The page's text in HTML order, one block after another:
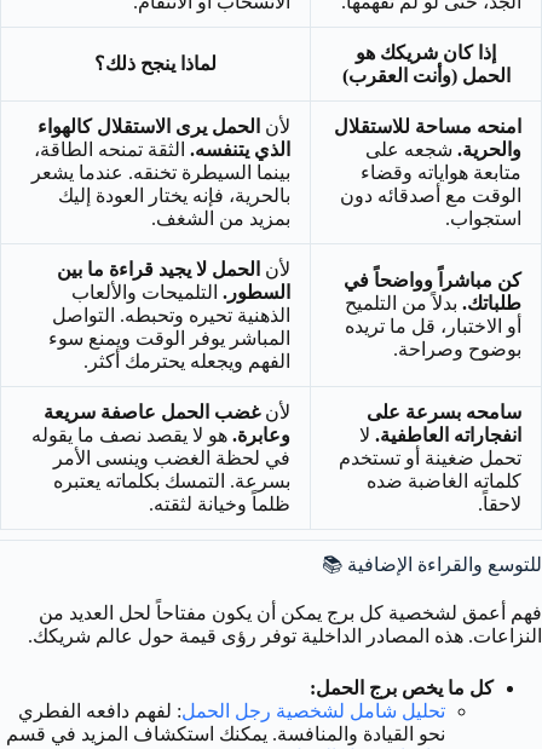
إذا كان شريكك هو
الحمل (وأنت العقرب)
لماذا ينجح ذلك؟
امنحه مساحة للاستقلال
والحرية. شجعه على
متابعة هواياته وقضاء
الوقت مع أصدقائه دون
استجواب.
لأن الحمل يرى الاستقلال كالهواء
الذي يتنفسه. الثقة تمنحه الطاقة،
بينما السيطرة تخنقه. عندما يشعر
بالحرية، فإنه يختار العودة إليك
بمزيد من الشغف.
كن مباشراً وواضحاً في
طلباتك. بدلاً من التلميح
أو الاختبار، قل ما تريده
بوضوح وصراحة.
لأن الحمل لا يجيد قراءة ما بين
السطور. التلميحات والألعاب
الذهنية تحيره وتحبطه. التواصل
المباشر يوفر الوقت ويمنع سوء
الفهم ويجعله يحترمك أكثر.
سامحه بسرعة على
انفجاراته العاطفية. لا
تحمل ضغينة أو تستخدم
كلماته الغاضبة ضده
لاحقاً.
لأنغضب الحمل عاصفة سريعة
وعابرة. هو لا يقصد نصف ما يقوله
في لحظة الغضب وينسى الأمر
بسرعة. التمسك بكلماته يعتبره
ظلماً وخيانة لثقته.
للتوسع والقراءة الإضافية 📚
فهم أعمق لشخصية كل برج يمكن أن يكون مفتاحاً لحل العديد من
النزاعات. هذه المصادر الداخلية توفر رؤى قيمة حول عالم شريكك.
كل ما يخص برج الحمل:
تحليل شامل لشخصية رجل الحمل: لفهم دافعه الفطري
نحو القيادة والمنافسة. يمكنك استكشاف المزيد في قسم